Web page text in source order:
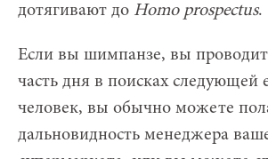
дотягивают до Homo prospectus.
Если вы шимпанзе, вы
часть дня в поисках следующей
человек, вы обычно можете
дальновидность менеджера